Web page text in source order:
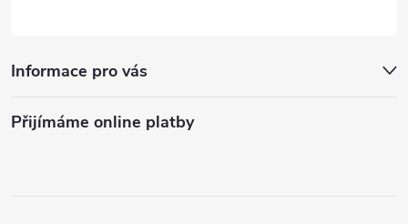
Informace pro vás
Přijímáme online platby